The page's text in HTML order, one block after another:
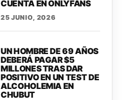
CUENTA EN ONLYFANS
25 JUNIO, 2026
UN HOMBRE DE 69 AÑOS
DEBERÁ PAGAR $5
MILLONES TRAS DAR
POSITIVO EN UN TEST DE
ALCOHOLEMIA EN
CHUBUT